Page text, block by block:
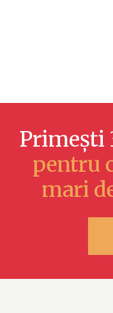
Primești
pentru
mari